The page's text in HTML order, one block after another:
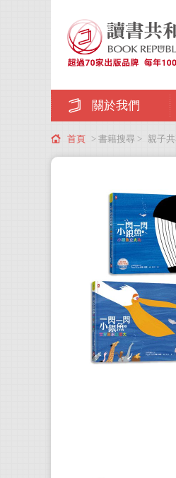
關於我們
首頁 > 書籍搜尋 > 親子